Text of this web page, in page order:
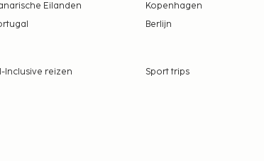
Eilanden
Kopenhagen
Berlijn
Inclusive reizen Sport trips